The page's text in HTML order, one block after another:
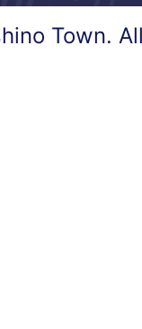
Town.